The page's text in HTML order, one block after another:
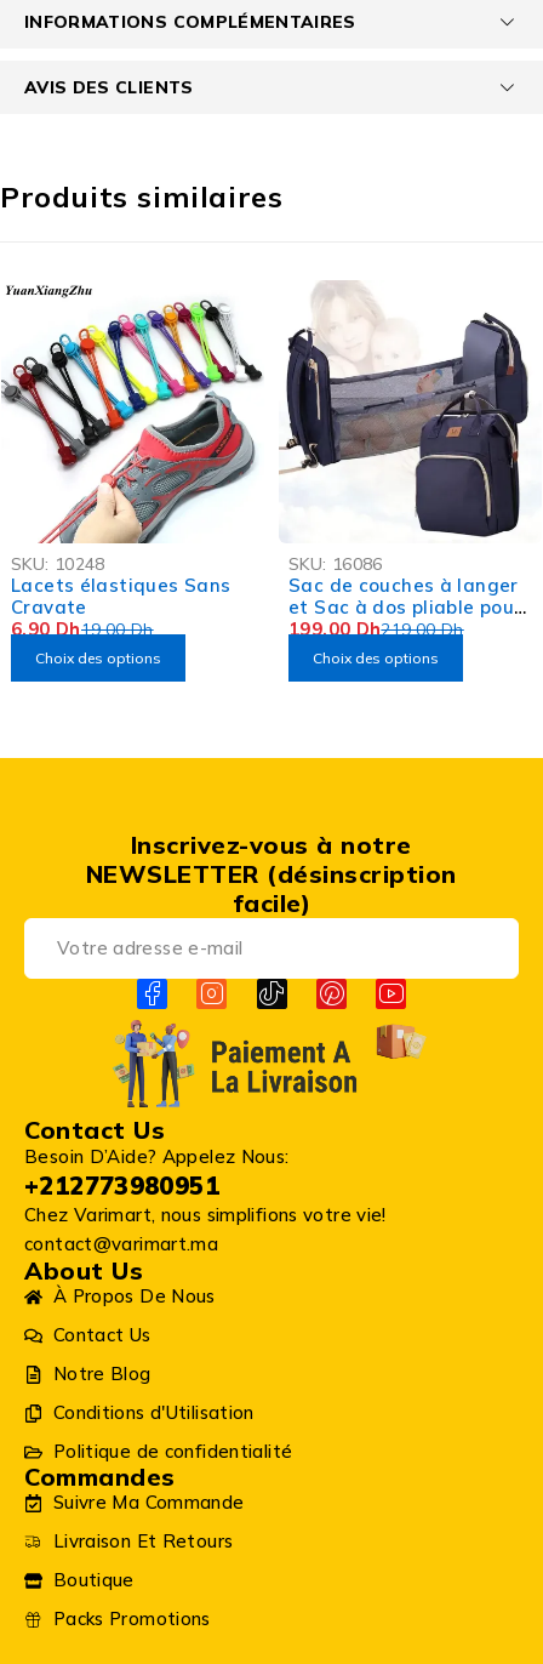
INFORMATIONS COMPLÉMENTAIRES
AVIS DES CLIENTS
Produits similaires
OFFRE FLASH
SKU: 10248
Lacets élastiques Sans
Cravate
19,00Dh
6,90Dh
Choix des options
SKU: 16086
Sac de couches à langer
et Sac à dos pliable pour
les Bébés.219,00Dh
199,00Dh
Choix des options
Contact Us
Besoin D’Aide? Appelez Nous:
+212773980951
Chez Varimart, nous simplifions votre vie!
contact@varimart.ma
About Us
À Propos De Nous
Contact Us
Notre Blog
Conditions d'Utilisation
Politique de confidentialité
Commandes
Suivre Ma Commande
Livraison Et Retours
Boutique
Packs Promotions
Inscrivez-vous à notre
NEWSLETTER (désinscription
facile)